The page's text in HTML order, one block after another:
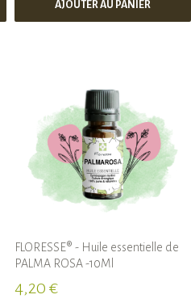
AJOUTER AU PANIER
FLORESSE® - Huile essentielle de
PALMA ROSA -10Ml
4,20 €